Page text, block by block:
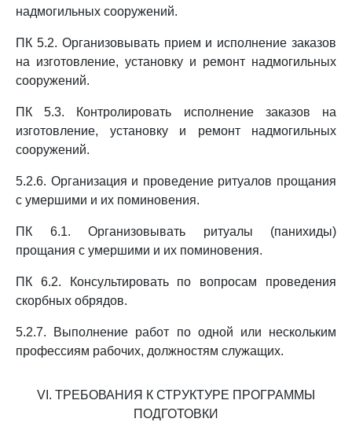
надмогильных сооружений.
ПК 5.2. Организовывать прием и исполнение заказов
на изготовление, установку и ремонт надмогильных
сооружений.
ПК 5.3. Контролировать исполнение заказов на
изготовление, установку и ремонт надмогильных
сооружений.
5.2.6. Организация и проведение ритуалов прощания
с умершими и их поминовения.
ПК 6.1. Организовывать ритуалы (панихиды)
прощания с умершими и их поминовения.
ПК 6.2. Консультировать по вопросам проведения
скорбных обрядов.
5.2.7. Выполнение работ по одной или нескольким
профессиям рабочих, должностям служащих.
VI. ТРЕБОВАНИЯ К СТРУКТУРЕ ПРОГРАММЫ
ПОДГОТОВКИ